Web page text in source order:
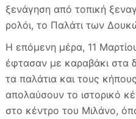
ξενάγηση από τοπική
ρολόι, το Παλάτι των
Η επόμενη μέρα, 11
έφτασαν με καραβάκι στα
τα παλάτια και τους
απολαύσουν το ιστορικό
στο κέντρο του Μιλάνο,